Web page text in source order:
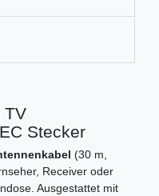
TV
Stecker
(30 m,
Receiver oder
Ausgestattet mit